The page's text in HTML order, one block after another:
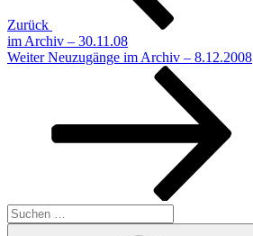
Zurück
im Archiv – 30.11.08
Nächster
Weiter Neuzugänge im Archiv – 8.12.2008
Suchen
nach: